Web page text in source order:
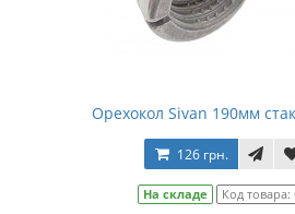
Орехокол Sivan 190мм
126 грн.
На складе Код товара: